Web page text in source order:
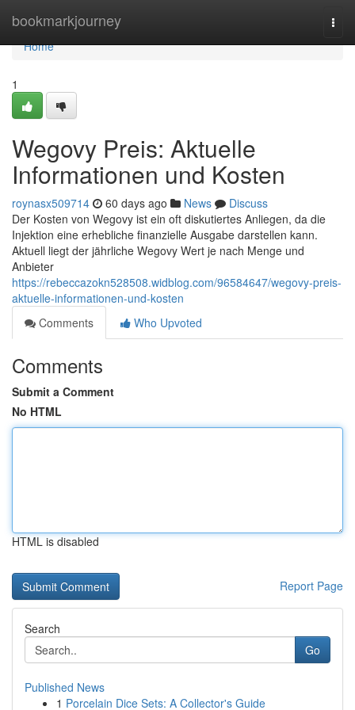
bookmarkjourney
Home
Home
1
Wegovy Preis: Aktuelle
Informationen und Kosten
roynasx509714 60 days ago News
Discuss
Der Kosten von Wegovy ist ein oft diskutiertes Anliegen, da die
Injektion eine erhebliche finanzielle Ausgabe darstellen kann.
Aktuell liegt der jährliche Wegovy Wert je nach Menge und
Anbieter
https://rebeccazokn528508.widblog.com/96584647/wegovy-preis-
aktuelle-informationen-und-kosten
Comments
Who Upvoted
Comments
Submit a Comment
No HTML
HTML is disabled
Report Page
Search
Go
Published News
1 Porcelain Dice Sets: A Collector's Guide